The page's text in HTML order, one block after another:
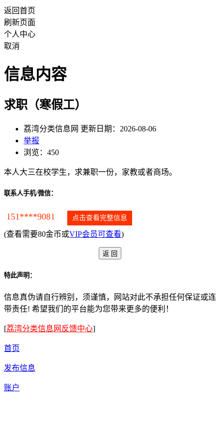
返回首页
刷新页面
个人中心
取消
信息内容
求职（寒假工）
荔湾分类信息网 更新日期：2026-08-06
举报
浏览：450
本人大三在校学生，求兼职一份，家教或者商场。
联系人手机/微信：
151****9081 点击查看完整信息
(查看需要80金币或VIP会员可查看)
特此声明：
信息真伪请自行辨别，须谨慎，网站对此不承担任何保证或连
带责任! 希望我们的平台能为您带来更多的便利！
[荔湾分类信息网反馈中心]
首页
发布信息
账户